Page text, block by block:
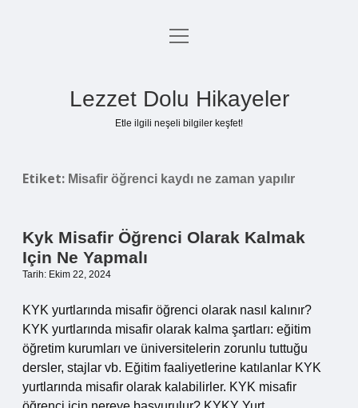
Anasayfa
menüyü
Lezzet Dolu Hikayeler
Etle ilgili neşeli bilgiler keşfet!
Etiket: Misafir öğrenci kaydı ne zaman yapılır
Kyk Misafir Öğrenci Olarak Kalmak
Için Ne Yapmalı
Tarih: Ekim 22, 2024
KYK yurtlarında misafir öğrenci olarak nasıl kalınır?
KYK yurtlarında misafir olarak kalma şartları: eğitim
öğretim kurumları ve üniversitelerin zorunlu tuttuğu
dersler, stajlar vb. Eğitim faaliyetlerine katılanlar KYK
yurtlarında misafir olarak kalabilirler. KYK misafir